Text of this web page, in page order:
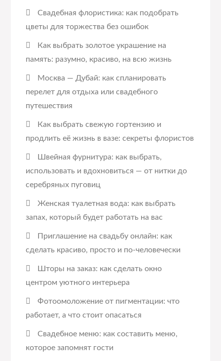
Свадебная флористика: как подобрать
цветы для торжества без ошибок
Как выбрать золотое украшение на
память: разумно, красиво, на всю жизнь
Москва — Дубай: как спланировать
перелет для отдыха или свадебного
путешествия
Как выбрать свежую гортензию и
продлить её жизнь в вазе: секреты флористов
Швейная фурнитура: как выбрать,
использовать и вдохновиться — от нитки до
серебряных пуговиц
Женская туалетная вода: как выбрать
запах, который будет работать на вас
Приглашение на свадьбу онлайн: как
сделать красиво, просто и по-человечески
Шторы на заказ: как сделать окно
центром уютного интерьера
Фотоомоложение от пигментации: что
работает, а что стоит опасаться
Свадебное меню: как составить меню,
которое запомнят гости